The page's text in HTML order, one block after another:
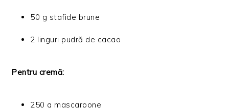
50 g stafide brune
2 linguri pudră de cacao
Pentru cremă:
250 g mascarpone